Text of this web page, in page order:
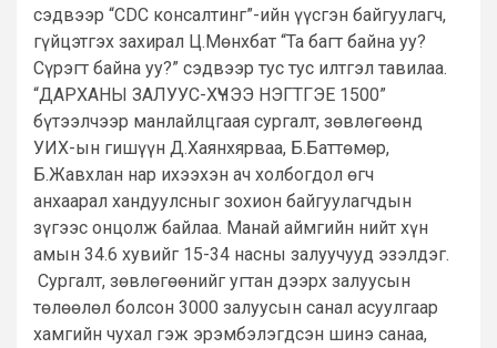
сэдвээр “CDC консалтинг”-ийн үүсгэн байгуулагч,
гүйцэтгэх захирал Ц.Мөнхбат “Та багт байна уу?
Сүрэгт байна уу?” сэдвээр тус тус илтгэл тавилаа.
“ДАРХАНЫ ЗАЛУУС-ХҮЧЭЭ НЭГТГЭЕ 1500”
бүтээлчээр манлайлцгаая сургалт, зөвлөгөөнд
УИХ-ын гишүүн Д.Хаянхярваа, Б.Баттөмөр,
Б.Жавхлан нар ихээхэн ач холбогдол өгч
анхаарал хандуулсныг зохион байгуулагчдын
зүгээс онцолж байлаа. Манай аймгийн нийт хүн
амын 34.6 хувийг 15-34 насны залуучууд эзэлдэг.
Сургалт, зөвлөгөөнийг угтан дээрх залуусын
төлөөлөл болсон 3000 залуусын санал асуулгаар
хамгийн чухал гэж эрэмбэлэгдсэн шинэ санаа,